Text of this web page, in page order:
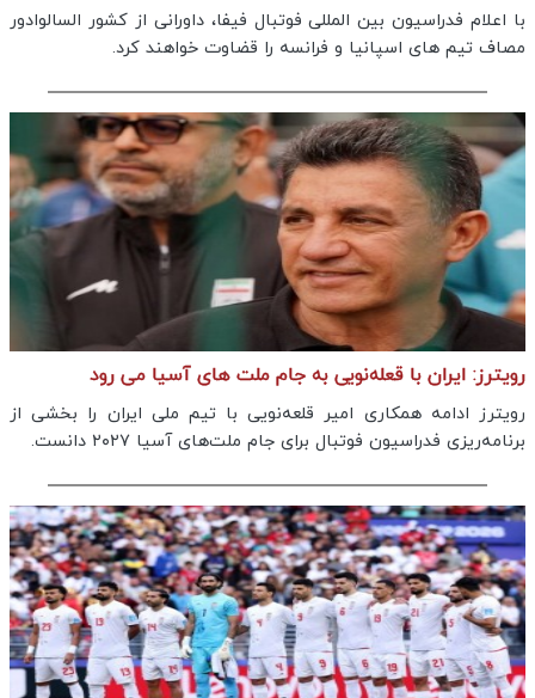
با اعلام فدراسیون بین المللی فوتبال فیفا، داورانی از کشور السالوادور
مصاف تیم های اسپانیا و فرانسه را قضاوت خواهند کرد.
رویترز: ایران با قعله‌نویی به جام ملت های آسیا می رود
رویترز ادامه همکاری امیر قلعه‌نویی با تیم ملی ایران را بخشی از
برنامه‌ریزی فدراسیون فوتبال برای جام ملت‌های آسیا ۲۰۲۷ دانست.